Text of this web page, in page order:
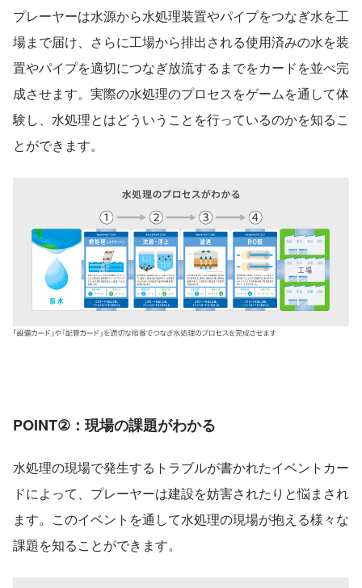
プレーヤーは水源から水処理装置やパイプをつなぎ水を工
場まで届け、さらに工場から排出される使用済みの水を装
置やパイプを適切につなぎ放流するまでをカードを並べ完
成させます。実際の水処理のプロセスをゲームを通して体
験し、水処理とはどういうことを行っているのかを知るこ
とができます。
POINT②：現場の課題がわかる
水処理の現場で発生するトラブルが書かれたイベントカー
ドによって、プレーヤーは建設を妨害されたりと悩まされ
ます。このイベントを通して水処理の現場が抱える様々な
課題を知ることができます。